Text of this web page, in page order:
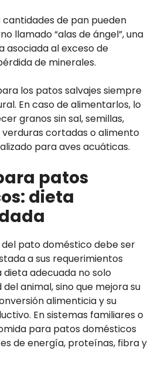
cantidades de pan pueden
llamado “alas de ángel”, una
asociada al exceso de
de minerales.
los patos salvajes siempre
En caso de alimentarlos, lo
granos sin sal, semillas,
verduras cortadas o alimento
para aves acuáticas.
patos
dieta
del pato doméstico debe ser
a sus requerimientos
dieta adecuada no solo
animal, sino que mejora su
alimenticia y su
En sistemas familiares o
para patos domésticos
de energía, proteínas, fibra y